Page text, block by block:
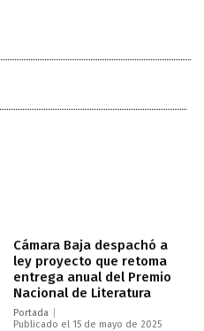
Cámara Baja despachó a
ley proyecto que retoma
entrega anual del Premio
Nacional de Literatura
Portada
Publicado el 15 de mayo de 2025